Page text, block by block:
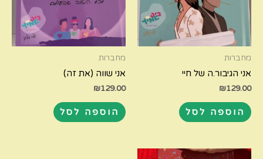
מחברות
אני הגיבור.ה של חיי
₪129.00
הוספה לסל
מחברות
אני שווה (את זה)
₪129.00
הוספה לסל